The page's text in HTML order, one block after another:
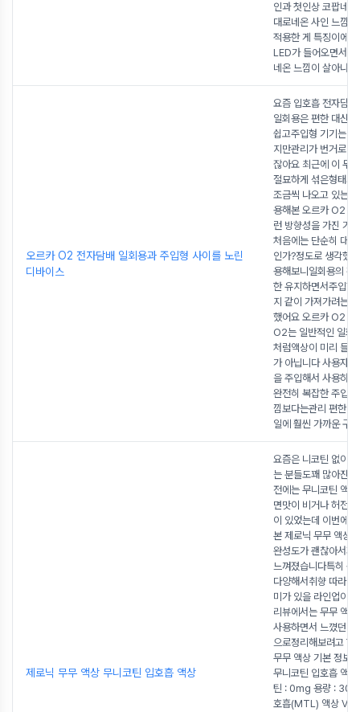
인과 첫인상 코팝네
대로네온 사인 느낌
적용한 게 특징이에
LED가 들어오면서전
네온 느낌이 살아나는
오르카 O2 전자담배 일회용과 주입형 사이를 노린
디바이스
요즘 입호흡 전자담
일회용은 편한 대신
쉽고주입형 기기는
지만관리가 번거로운
잖아요 최근에 이 두
절묘하게 섞은형태의
조금씩 나오고 있는
용해본 오르카 O2 전
런 방향성을 가진 기
처음에는 단순히 대
인가?정도로 생각했
용해보니일회용의 간
한 유지하면서주입형
지 같이 가져가려는
했어요 오르카 O2 구
O2는 일반적인 일회
처럼액상이 미리 들
가 아닙니다 사용자
을 주입해서 사용하
완전히 복잡한 주입
낌보다는관리 편한
일에 훨씬 가까운 구
제로닉 무무 액상 무니코틴 입호흡 액상
요즘은 니코틴 없이
는 분들도꽤 많아진
전에는 무니코틴 액
면맛이 비거나 허전
이 있었는데 이번에
본 제로닉 무무 액상
완성도가 괜찮아서꽤
느껴졌습니다특히 종
다양해서취향 따라
미가 있을 라인업이
리뷰에서는 무무 액
사용하면서 느꼈던
으로정리해보려고 합
무무 액상 기본 정보
무니코틴 입호흡 액
틴 : 0mg 용량 :
호흡(MTL) 액상